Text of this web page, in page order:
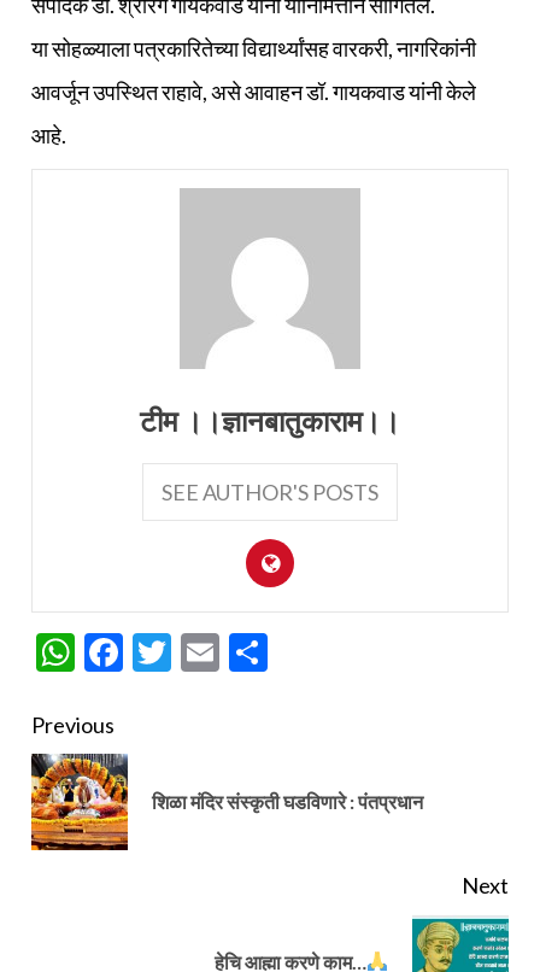
या सोहळ्याला पत्रकारितेच्या विद्यार्थ्यांसह वारकरी, नागरिकांनी
आवर्जून उपस्थित राहावे, असे आवाहन डॉ. गायकवाड यांनी केले
आहे.
टीम ।।ज्ञानबातुकाराम।।
SEE AUTHOR'S POSTS
WhatsApp
Facebook
Twitter
Email
Continue
Previous
शिळा मंदिर संस्कृती घडविणारे : पंतप्रधान
Next
हेचि आह्मा करणे काम…